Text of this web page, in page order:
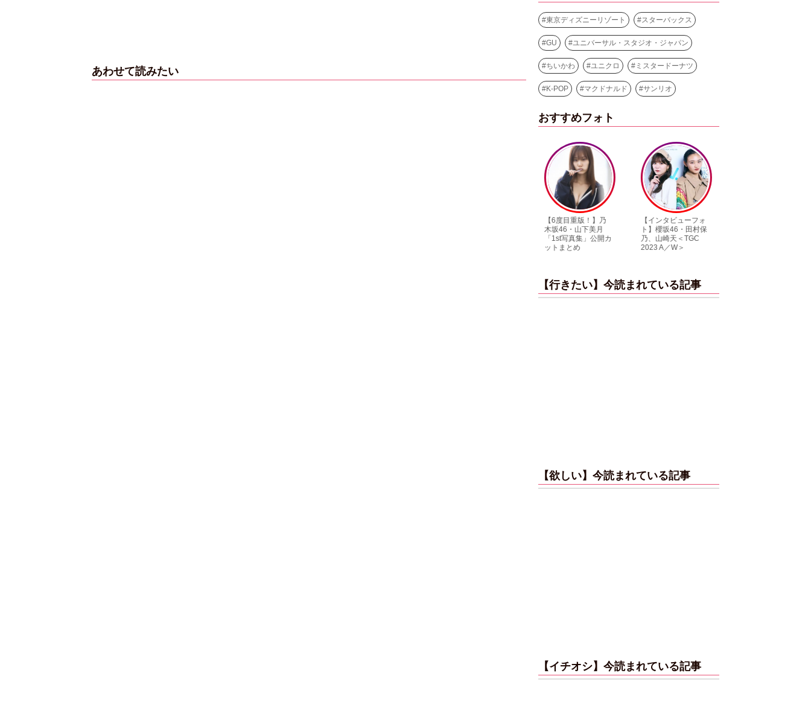
あわせて読みたい
#東京ディズニーリゾート #スターバックス
#GU #ユニバーサル・スタジオ・ジャパン
#ちいかわ #ユニクロ # ミスタードーナツ
#K-POP #マクドナルド #サンリオ
おすすめフォト
【インタビューフォ
ト】櫻坂46・田村保
乃、山崎天＜TGC
2023 A／W＞
ピンクの衣装がステ
キ！ 「ME:I」MIU＆
KEIKO撮り下ろしイ
ンタビューフォト
【行きたい】今読まれている記事
【欲しい】今読まれている記事
【イチオシ】今読まれている記事